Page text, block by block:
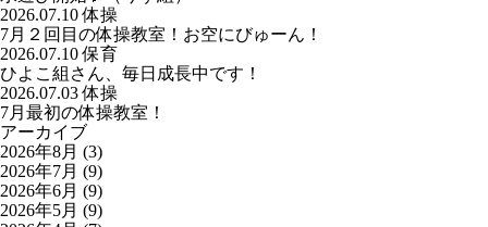
2026.07.10体操
7月２回目の体操教室！お空にびゅーん！
2026.07.10保育
ひよこ組さん、毎日成長中です！
2026.07.03体操
7月最初の体操教室！
アーカイブ
2026年8月 (3)
2026年7月 (9)
2026年6月 (9)
2026年5月 (9)